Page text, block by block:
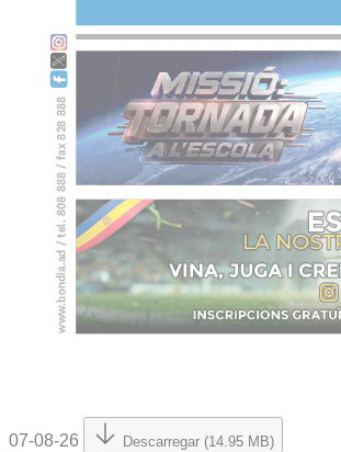
07-08-26 Descarregar (14.95 MB)